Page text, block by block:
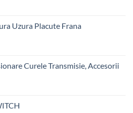
Uzura Placute Frana
Curele Transmisie, Accesorii